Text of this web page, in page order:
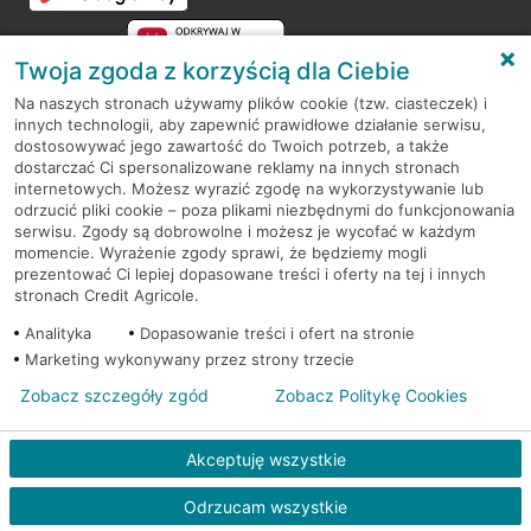
RODO
Regulamin serwisu
Mapa serwisu
PolitykaCookies
© 2026 Credit Agricole Bank Polska S.A. Wszelkie prawa zastrzeżone
Twoja zgoda z korzyścią dla Ciebie
Na naszych stronach używamy plików cookie (tzw. ciasteczek) i
innych technologii, aby zapewnić prawidłowe działanie serwisu,
dostosowywać jego zawartość do Twoich potrzeb, a także
dostarczać Ci spersonalizowane reklamy na innych stronach
internetowych. Możesz wyrazić zgodę na wykorzystywanie lub
odrzucić pliki cookie – poza plikami niezbędnymi do funkcjonowania
serwisu. Zgody są dobrowolne i możesz je wycofać w każdym
momencie. Wyrażenie zgody sprawi, że będziemy mogli
prezentować Ci lepiej dopasowane treści i oferty na tej i innych
stronach Credit Agricole.
Analityka
Dopasowanie treści i ofert na stronie
Marketing wykonywany przez strony trzecie
Akceptuję wszystkie
Odrzucam wszystkie
Zobacz szczegóły zgód Zobacz Politykę Cookies